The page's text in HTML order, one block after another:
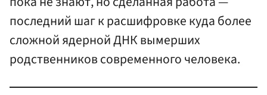
последний шаг к расшифровке куда более
сложной ядерной ДНК вымерших
родственников современного человека.